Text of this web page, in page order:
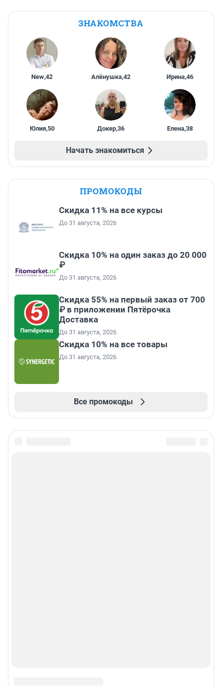
ЗНАКОМСТВА
New,42 Алёнушка,42 Ирина,46
Юлия,50 Докер,36 Елена,38
Начать знакомиться
ПРОМОКОДЫ
Скидка 11% на все курсы
До 31 августа, 2026
Скидка 10% на один заказ до 20 000
₽
До 31 августа, 2026
Скидка 55% на первый заказ от 700
₽ в приложении Пятёрочка
Доставка
До 31 августа, 2026
Скидка 10% на все товары
До 31 августа, 2026
Все промокоды